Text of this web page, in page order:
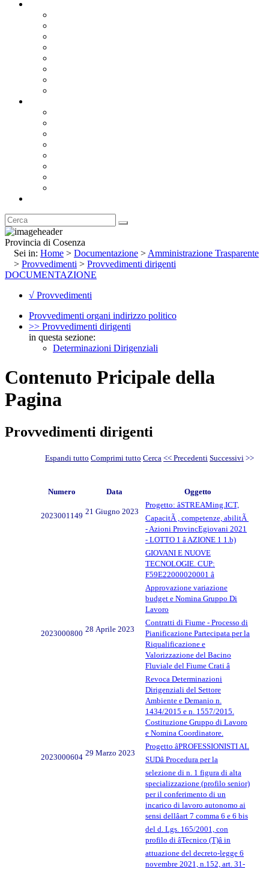
Provincia di Cosenza
Sei in: Home > Documentazione > Amministrazione Trasparente
> Provvedimenti > Provvedimenti dirigenti
DOCUMENTAZIONE
√ Provvedimenti
Provvedimenti organi indirizzo politico
>> Provvedimenti dirigenti
in questa sezione:
Determinazioni Dirigenziali
Contenuto Pricipale della
Pagina
Provvedimenti dirigenti
Espandi tutto Comprimi tutto Cerca << Precedenti Successivi >>
Numero Data Oggetto
2023001149 21 Giugno 2023
Progetto: âSTREAMing.ICT,
CapacitÃ , competenze, abilitÃ
- Azioni ProvincEgiovani 2021
- LOTTO 1 â AZIONE 1 1.b)
GIOVANI E NUOVE
TECNOLOGIE. CUP:
F59E22000020001 â
Approvazione variazione
budget e Nomina Gruppo Di
Lavoro
2023000800 28 Aprile 2023
Contratti di Fiume - Processo di
Pianificazione Partecipata per la
Riqualificazione e
Valorizzazione del Bacino
Fluviale del Fiume Crati â
Revoca Determinazioni
Dirigenziali del Settore
Ambiente e Demanio n.
1434/2015 e n. 1557/2015.
Costituzione Gruppo di Lavoro
e Nomina Coordinatore.
2023000604 29 Marzo 2023
Progetto âPROFESSIONISTI AL
SUDâ Procedura per la
selezione di n. 1 figura di alta
specializzazione (profilo senior)
per il conferimento di un
incarico di lavoro autonomo ai
sensi dellâart 7 comma 6 e 6 bis
del d. Lgs. 165/2001, con
profilo di âTecnico (T)â in
attuazione del decreto-legge 6
novembre 2021, n.152, art. 31-